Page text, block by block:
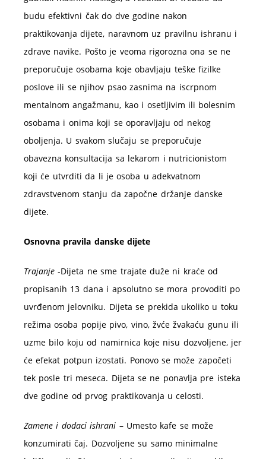
budu efektivni čak do dve godine nakon
praktikovanja dijete, naravnom uz pravilnu ishranu i
zdrave navike. Pošto je veoma rigorozna ona se ne
preporučuje osobama koje obavljaju teške fizilke
poslove ili se njihov psao zasnima na iscrpnom
mentalnom angažmanu, kao i osetljivim ili bolesnim
osobama i onima koji se oporavljaju od nekog
oboljenja. U svakom slučaju se preporučuje
obavezna konsultacija sa lekarom i nutricionistom
koji će utvrditi da li je osoba u adekvatnom
zdravstvenom stanju da započne držanje danske
dijete.
Osnovna pravila danske dijete
Trajanje-Dijeta ne sme trajate duže ni kraće od
propisanih 13 dana i apsolutno se mora provoditi po
uvrđenom jelovniku. Dijeta se prekida ukoliko u toku
režima osoba popije pivo, vino, žvće žvakaću gunu ili
uzme bilo koju od namirnica koje nisu dozvoljene, jer
će efekat potpun izostati. Ponovo se može započeti
tek posle tri meseca. Dijeta se ne ponavlja pre isteka
dve godine od prvog praktikovanja u celosti.
Zamene i dodaci ishrani – Umesto kafe se može
konzumirati čaj. Dozvoljene su samo minimalne